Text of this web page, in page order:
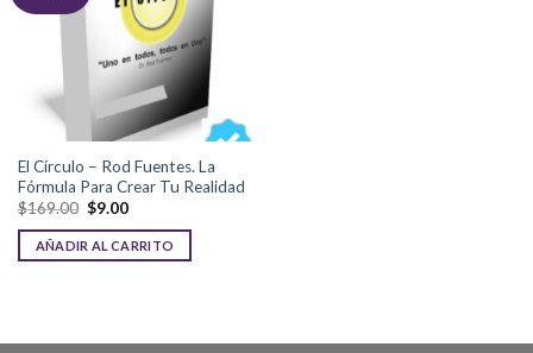
El Círculo – Rod Fuentes. La
Fórmula Para Crear Tu Realidad
$169.00 $9.00
AÑADIR AL CARRITO